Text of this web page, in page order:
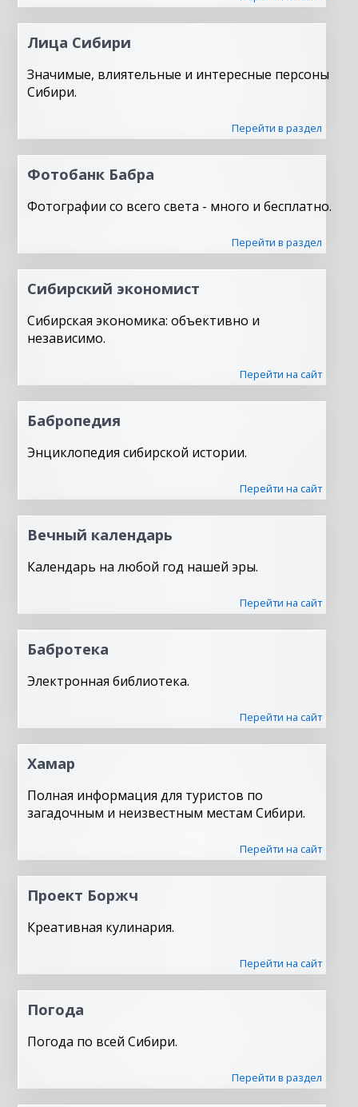
Лица Сибири
Значимые, влиятельные и интересные персоны
Сибири.
Перейти в раздел
Фотобанк Бабра
Фотографии со всего света - много и бесплатно.
Перейти в раздел
Сибирский экономист
Сибирская экономика: объективно и
независимо.
Перейти на сайт
Бабропедия
Энциклопедия сибирской истории.
Перейти на сайт
Вечный календарь
Календарь на любой год нашей эры.
Перейти на сайт
Бабротека
Электронная библиотека.
Перейти на сайт
Хамар
Полная информация для туристов по
загадочным и неизвестным местам Сибири.
Перейти на сайт
Проект Боржч
Креативная кулинария.
Перейти на сайт
Погода
Погода по всей Сибири.
Перейти в раздел